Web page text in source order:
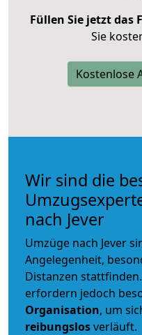
Füllen Sie jetzt das
Sie
Kostenlose
Wir sind die
nach Jever
Umzüge nach Jever
Angelegenheit,
Distanzen
erfordern jedoch
Organisation, um
reibungslosverläuft.